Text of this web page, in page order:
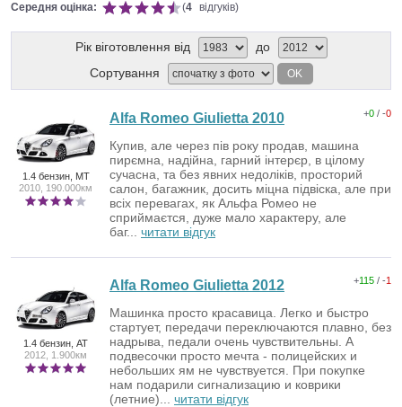
Середня оцінка: (4 відгуків)
Рік віготовлення від
до
Сортування
OK
1.4 бензин, MT
2010, 190.000км
+0 / -0
Alfa Romeo Giulietta 2010
Купив, але через пів року продав, машина
пирємна, надійна, гарний інтерєр, в цілому
сучасна, та без явних недоліків, просторий
салон, багажник, досить міцна підвіска, але при
всіх перевагах, як Альфа Ромео не
сприймаєтся, дуже мало характеру, але
баг... читати відгук
1.4 бензин, AT
2012, 1.900км
+115 / -1
Alfa Romeo Giulietta 2012
Машинка просто красавица. Легко и быстро
стартует, передачи переключаются плавно, без
надрыва, педали очень чувствительны. А
подвесочки просто мечта - полицейских и
небольших ям не чувствуется. При покупке
нам подарили сигнализацию и коврики
(летние)... читати відгук